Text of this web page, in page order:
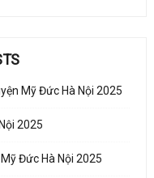
Mỹ Đức Hà Nội 2025
2025
Đức Hà Nội 2025